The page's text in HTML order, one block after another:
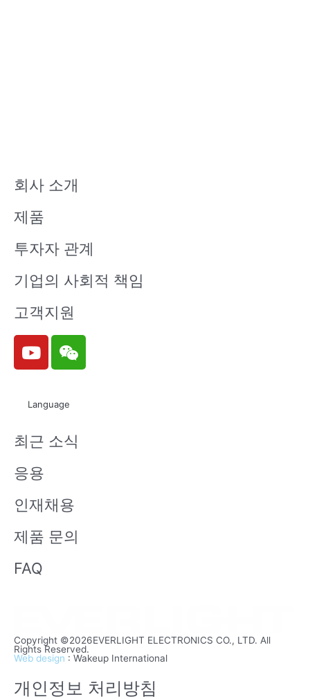
회사 소개
제품
투자자 관계
기업의 사회적 책임
고객지원
Y
o
u
e
W
e
i
n
Language
최근 소식
응용
인재채용
제품 문의
FAQ
Copyright ©2026EVERLIGHT ELECTRONICS CO., LTD. All
Rights Reserved.
Web design : Wakeup International
개인정보 처리방침